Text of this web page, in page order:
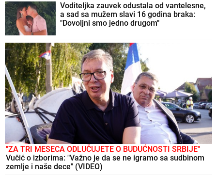
Voditeljka zauvek odustala od vantelesne,
a sad sa mužem slavi 16 godina braka:
"Dovoljni smo jedno drugom"
"ZA TRI MESECA ODLUČUJETE O BUDUĆNOSTI SRBIJE"
Vučić o izborima: "Važno je da se ne igramo sa sudbinom
zemlje i naše dece" (VIDEO)